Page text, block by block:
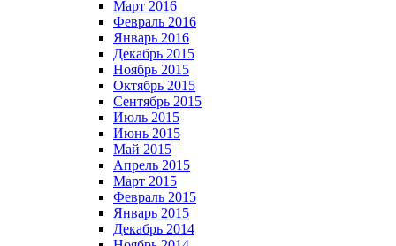
Март 2016
Февраль 2016
Январь 2016
Декабрь 2015
Ноябрь 2015
Октябрь 2015
Сентябрь 2015
Июль 2015
Июнь 2015
Май 2015
Апрель 2015
Март 2015
Февраль 2015
Январь 2015
Декабрь 2014